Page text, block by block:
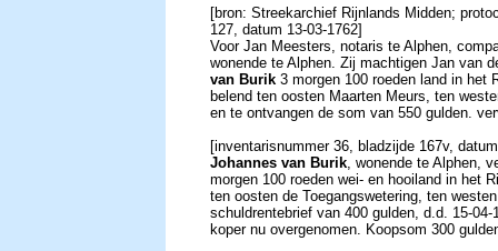
[bron: Streekarchief Rijnlands Midden;
127, datum 13-03-1762]
Voor Jan Meesters, notaris te Alphen,
wonende te Alphen. Zij machtigen Jan van
van Burik 3 morgen 100 roeden land in het
belend ten oosten Maarten Meurs, ten
en te ontvangen de som van 550 gulden.
[inventarisnummer 36, bladzijde 167v,
Johannes van Burik, wonende te Alphen,
morgen 100 roeden wei- en hooiland in het
ten oosten de Toegangswetering, ten
schuldrentebrief van 400 gulden, d.d. 15-
koper nu overgenomen. Koopsom 300